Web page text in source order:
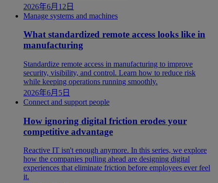
2026年6月12日
Manage systems and machines
What standardized remote access looks like in
manufacturing
Standardize remote access in manufacturing to improve
security, visibility, and control. Learn how to reduce risk
while keeping operations running smoothly.
2026年6月5日
Connect and support people
How ignoring digital friction erodes your
competitive advantage
Reactive IT isn't enough anymore. In this series, we explore
how the companies pulling ahead are designing digital
experiences that eliminate friction before employees ever feel
it.